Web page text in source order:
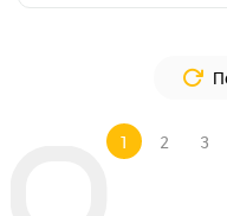
1 2 3